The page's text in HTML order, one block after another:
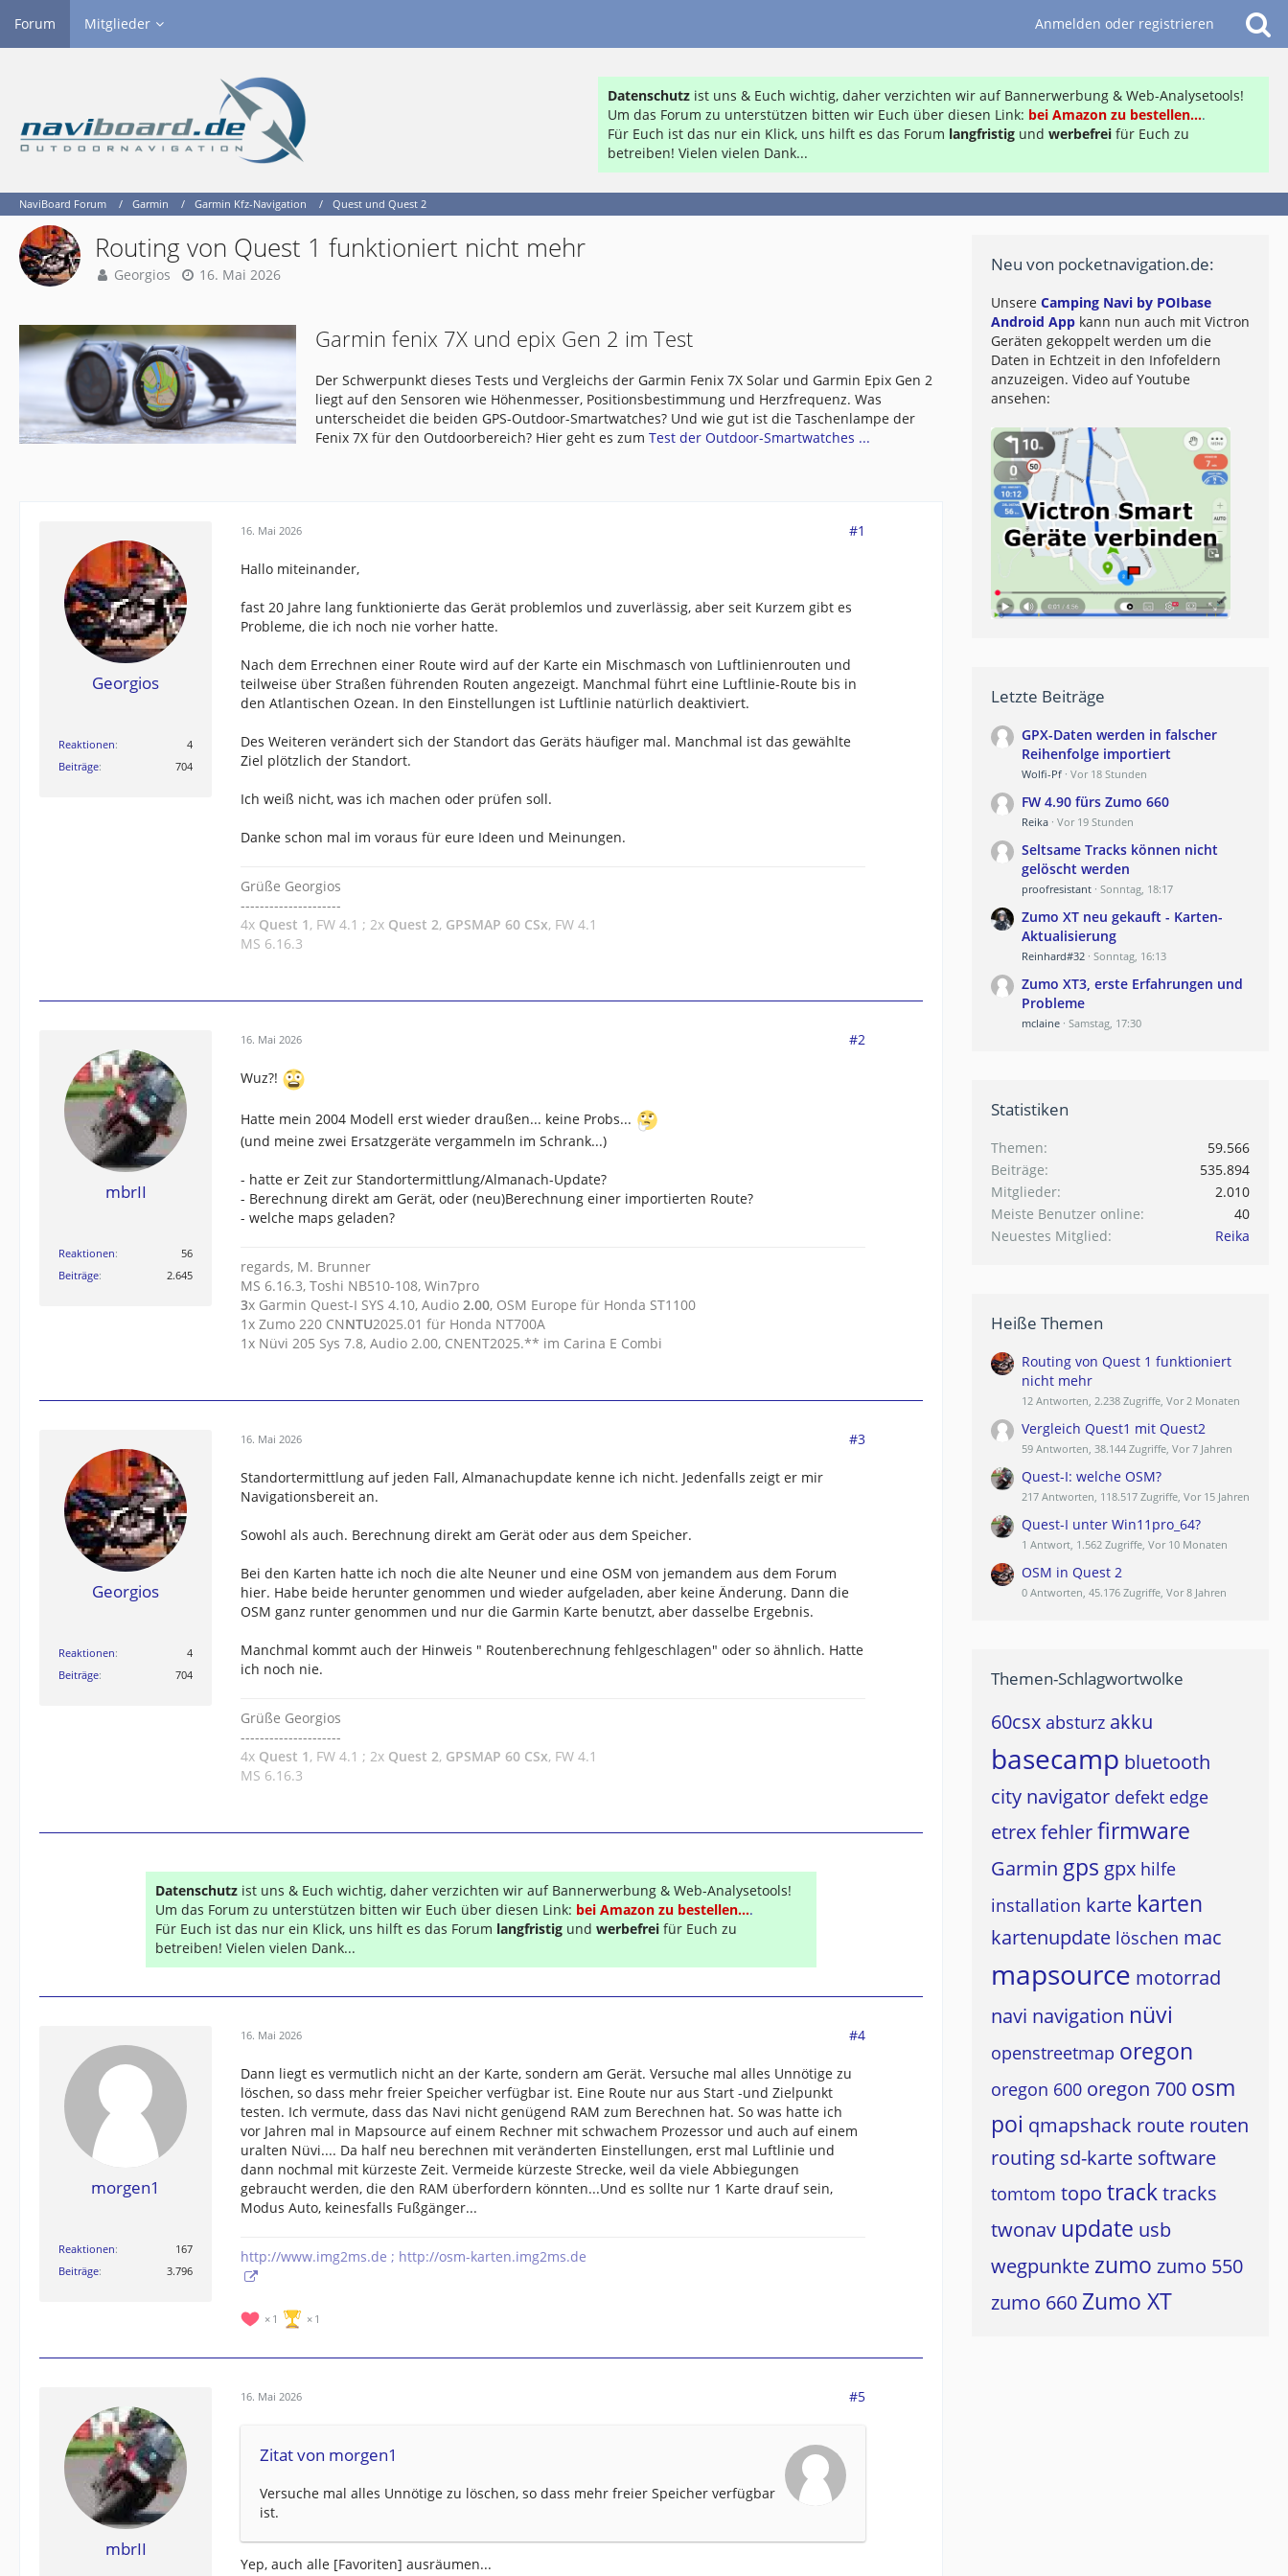
Forum Mitglieder Anmelden oder registrieren
Datenschutz ist uns & Euch wichtig, daher verzichten wir auf Bannerwerbung & Web-Analysetools!
Um das Forum zu unterstützen bitten wir Euch über diesen Link: bei Amazon zu bestellen....
Für Euch ist das nur ein Klick, uns hilft es das Forum langfristig und werbefrei für Euch zu
betreiben! Vielen vielen Dank...
NaviBoard Forum Garmin Garmin Kfz-Navigation Quest und Quest 2
Routing von Quest 1 funktioniert nicht mehr
Georgios 16. Mai 2026
Garmin fenix 7X und epix Gen 2 im Test
Der Schwerpunkt dieses Tests und Vergleichs der Garmin Fenix 7X Solar und Garmin Epix Gen 2
liegt auf den Sensoren wie Höhenmesser, Positionsbestimmung und Herzfrequenz. Was
unterscheidet die beiden GPS-Outdoor-Smartwatches? Und wie gut ist die Taschenlampe der
Fenix 7X für den Outdoorbereich? Hier geht es zumTest der Outdoor-Smartwatches ...
Georgios
Reaktionen
4
Beiträge
704
16. Mai 2026 #1
Hallo miteinander,
fast 20 Jahre lang funktionierte das Gerät problemlos und zuverlässig, aber seit Kurzem gibt es
Probleme, die ich noch nie vorher hatte.
Nach dem Errechnen einer Route wird auf der Karte ein Mischmasch von Luftlinienrouten und
teilweise über Straßen führenden Routen angezeigt. Manchmal führt eine Luftlinie-Route bis in
den Atlantischen Ozean. In den Einstellungen ist Luftlinie natürlich deaktiviert.
Des Weiteren verändert sich der Standort das Geräts häufiger mal. Manchmal ist das gewählte
Ziel plötzlich der Standort.
Ich weiß nicht, was ich machen oder prüfen soll.
Danke schon mal im voraus für eure Ideen und Meinungen.
Grüße Georgios
---------------------
4x Quest 1, FW 4.1 ; 2x Quest 2, GPSMAP 60 CSx, FW 4.1
MS 6.16.3
mbrII
Reaktionen
56
Beiträge
2.645
16. Mai 2026 #2
Wuz?!
Hatte mein 2004 Modell erst wieder draußen... keine Probs...
(und meine zwei Ersatzgeräte vergammeln im Schrank...)
- hatte er Zeit zur Standortermittlung/Almanach-Update?
- Berechnung direkt am Gerät, oder (neu)Berechnung einer importierten Route?
- welche maps geladen?
regards, M. Brunner
MS 6.16.3, Toshi NB510-108, Win7pro
3x Garmin Quest-I SYS 4.10, Audio 2.00, OSM Europe für Honda ST1100
1x Zumo 220 CNNTU2025.01 für Honda NT700A
1x Nüvi 205 Sys 7.8, Audio 2.00, CNENT2025.** im Carina E Combi
Georgios
Reaktionen
4
Beiträge
704
16. Mai 2026 #3
Standortermittlung auf jeden Fall, Almanachupdate kenne ich nicht. Jedenfalls zeigt er mir
Navigationsbereit an.
Sowohl als auch. Berechnung direkt am Gerät oder aus dem Speicher.
Bei den Karten hatte ich noch die alte Neuner und eine OSM von jemandem aus dem Forum
hier. Habe beide herunter genommen und wieder aufgeladen, aber keine Änderung. Dann die
OSM ganz runter genommen und nur die Garmin Karte benutzt, aber dasselbe Ergebnis.
Manchmal kommt auch der Hinweis " Routenberechnung fehlgeschlagen" oder so ähnlich. Hatte
ich noch nie.
Grüße Georgios
---------------------
4x Quest 1, FW 4.1 ; 2x Quest 2, GPSMAP 60 CSx, FW 4.1
MS 6.16.3
Datenschutz ist uns & Euch wichtig, daher verzichten wir auf Bannerwerbung & Web-Analysetools!
Um das Forum zu unterstützen bitten wir Euch über diesen Link: bei Amazon zu bestellen....
Für Euch ist das nur ein Klick, uns hilft es das Forum langfristig und werbefrei für Euch zu
betreiben! Vielen vielen Dank...
morgen1
Reaktionen
167
Beiträge
3.796
16. Mai 2026 #4
Dann liegt es vermutlich nicht an der Karte, sondern am Gerät. Versuche mal alles Unnötige zu
löschen, so dass mehr freier Speicher verfügbar ist. Eine Route nur aus Start -und Zielpunkt
testen. Ich vermute, dass das Navi nicht genügend RAM zum Berechnen hat. So was hatte ich
vor Jahren mal in Mapsource auf einem Rechner mit schwachem Prozessor und auch auf einem
uralten Nüvi.... Da half neu berechnen mit veränderten Einstellungen, erst mal Luftlinie und
dann nochmal mit kürzeste Zeit. Vermeide kürzeste Strecke, weil da viele Abbiegungen
gebraucht werden, die den RAM überfordern könnten...Und es sollte nur 1 Karte drauf sein,
Modus Auto, keinesfalls Fußgänger...
http://www.img2ms.de ; http://osm-karten.img2ms.de
1 1
mbrII
16. Mai 2026 #5
Zitat von morgen1
Versuche mal alles Unnötige zu löschen, so dass mehr freier Speicher verfügbar
ist.
Yep, auch alle [Favoriten] ausräumen...
Neu von pocketnavigation.de:
Unsere Camping Navi by POIbase
Android App kann nun auch mit Victron
Geräten gekoppelt werden um die
Daten in Echtzeit in den Infofeldern
anzuzeigen. Video auf Youtube
ansehen:
Letzte Beiträge
GPX-Daten werden in falscher
Reihenfolge importiert
Wolfi-Pf Vor 18 Stunden
FW 4.90 fürs Zumo 660
Reika Vor 19 Stunden
Seltsame Tracks können nicht
gelöscht werden
proofresistant Sonntag, 18:17
Zumo XT neu gekauft - Karten-
Aktualisierung
Reinhard#32 Sonntag, 16:13
Zumo XT3, erste Erfahrungen und
Probleme
mclaine Samstag, 17:30
Statistiken
Themen
59.566
Beiträge
535.894
Mitglieder
2.010
Meiste Benutzer online
40
Neuestes Mitglied
Reika
Heiße Themen
Routing von Quest 1 funktioniert
nicht mehr
12 Antworten, 2.238 Zugriffe, Vor 2 Monaten
Vergleich Quest1 mit Quest2
59 Antworten, 38.144 Zugriffe, Vor 7 Jahren
Quest-I: welche OSM?
217 Antworten, 118.517 Zugriffe, Vor 15 Jahren
Quest-I unter Win11pro_64?
1 Antwort, 1.562 Zugriffe, Vor 10 Monaten
OSM in Quest 2
0 Antworten, 45.176 Zugriffe, Vor 8 Jahren
Themen-Schlagwortwolke
60csx absturz akku
basecamp bluetooth
city navigator defekt edge
etrexfehlerfirmware
Garmin gps gpx hilfe
installation karte karten
kartenupdate löschen mac
mapsource motorrad
navi navigation nüvi
openstreetmap oregon
oregon 600 oregon 700 osm
poi qmapshack route routen
routing sd-karte software
tomtom topo tracktracks
twonav update usb
wegpunkte zumo zumo 550
zumo 660 Zumo XT